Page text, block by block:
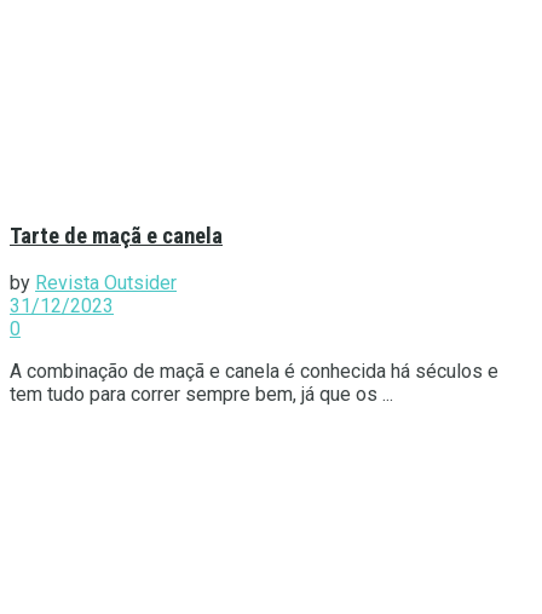
Tarte de maçã e canela
by Revista Outsider
31/12/2023
0
A combinação de maçã e canela é conhecida há séculos e
tem tudo para correr sempre bem, já que os ...